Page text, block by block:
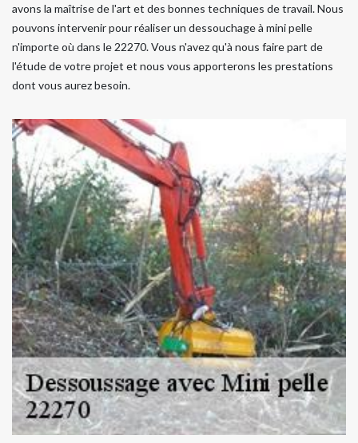
avons la maîtrise de l'art et des bonnes techniques de travail. Nous
pouvons intervenir pour réaliser un dessouchage à mini pelle
n'importe où dans le 22270. Vous n'avez qu'à nous faire part de
l'étude de votre projet et nous vous apporterons les prestations
dont vous aurez besoin.